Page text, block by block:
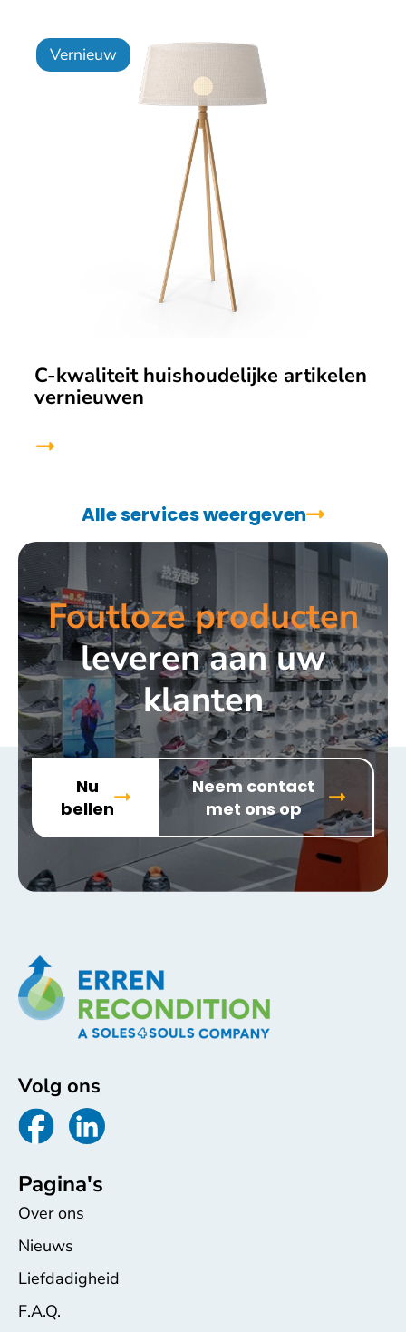
Vernieuw
C-kwaliteit huishoudelijke artikelen
vernieuwen
Alle services weergeven
Foutloze producten
leveren aan uw
klanten
Nu
bellen
Neem contact
met ons op
Volg ons
Pagina's
Over ons
Nieuws
Liefdadigheid
F.A.Q.